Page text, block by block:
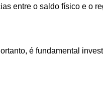
entre o saldo físico e o
é fundamental